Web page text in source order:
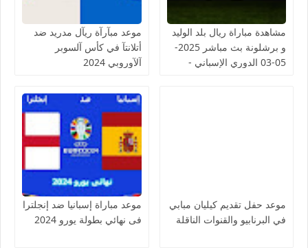
مشاهدة مباراة ريال بلد الوليد
و برشلونة بث مباشر 2025-
05-03 الدوري الإسباني -
موعد مبآرآة ريآل مدريد ضد
أتلانتآ في كأس آلسوبر
آلآوروبي 2024
موعد حفل تقديم كيليان مبابي
في البرنابيو والقنوات الناقلة
موعد مباراة إسبانيا ضد إنجلترا
فى نهائي بطولة يورو 2024